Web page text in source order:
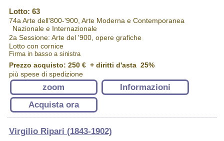
Lotto: 63
74a Arte dell'800-'900, Arte Moderna e Contemporanea
Nazionale e Internazionale
2a Sessione: Arte del '900, opere grafiche
Lotto con cornice
Firma in basso a sinistra
Prezzo acquisto: 250 €+ diritti d'asta 25%
più spese di spedizione
zoom
Informazioni
Acquista ora
Virgilio Ripari (1843-1902)